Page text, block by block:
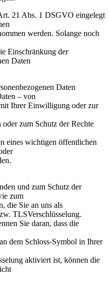
21 Abs. 1 DSGVO eingelegt
werden. Solange noch
Einschränkung der
Daten
Daten
– von
Ihrer Einwilligung oder zur
zum Schutz der Rechte
eines wichtigen öffentlichen
und zum Schutz der
zum
die Sie an uns als
TLSVerschlüsselung.
Sie daran, dass die
dem Schloss-Symbol in Ihrer
aktiviert ist, können die